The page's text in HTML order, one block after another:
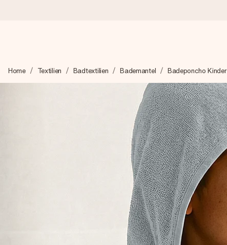
Wir bereiten dein Geschenk sorgfältig vor und schicken es
zählt.
4,8 (basierend auf +15.000 Bewertungen)
Unsere Geschenke begeistern. Kunden bewerten uns mit
Montag - Freitag : 8:30 - 17:00 Uhr
Samstag - Sonntag : 8:30 - 13:00 Uhr
Home Textilien Badtextilien Bademantel Badeponcho Kinder